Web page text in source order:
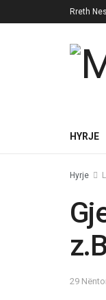
Rreth
HYRJE
Hyrje
29